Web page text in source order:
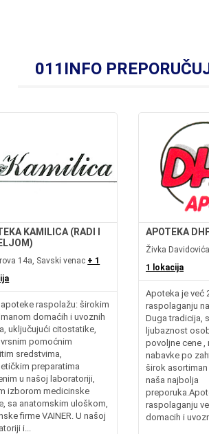
011INFO
KAMILICA (RADI I
14a, Savski venac + 1
raspolažu: širokim
domaćih i uvoznih
uključujući citostatike,
pomoćnim
sredstvima,
preparatima
u našoj laboratoriji,
izborom medicinske
sa anatomskim uloškom,
firme VAINER. U našoj
i...
APOTEKA
Živka
1 lokacija
Apoteka je već
raspolaganju
Duga tradicija,
ljubaznost
povoljne cene
nabavke po
širok
naša najbolja
raspolaganju
domacih i